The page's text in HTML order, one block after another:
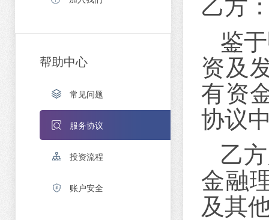
帮助中心
常见问题
服务协议
投资流程
账户安全
乙方
鉴
资及
有资
协议
乙
金融
及其